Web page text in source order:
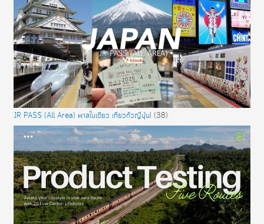
JR PASS (All Area) พาสใบเดียว เที่ยวทั่วญี่ปุ่น! (38)